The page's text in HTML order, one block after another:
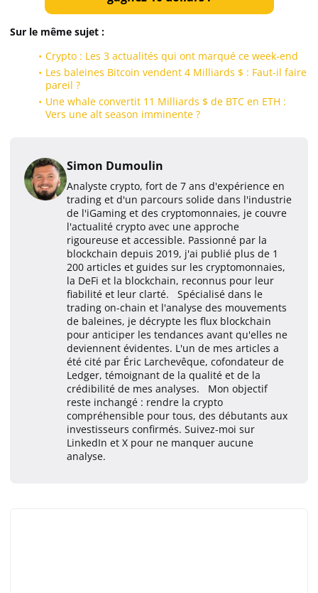
Sur le même sujet :
Crypto : Les 3 actualités qui ont marqué ce week-end
Les baleines Bitcoin vendent 4 Milliards $ : Faut-il faire
pareil ?
Une whale convertit 11 Milliards $ de BTC en ETH :
Vers une alt season imminente ?
Simon Dumoulin
Analyste crypto, fort de 7 ans d'expérience en
trading et d'un parcours solide dans l'industrie
de l'iGaming et des cryptomonnaies, je couvre
l'actualité crypto avec une approche
rigoureuse et accessible. Passionné par la
blockchain depuis 2019, j'ai publié plus de 1
200 articles et guides sur les cryptomonnaies,
la DeFi et la blockchain, reconnus pour leur
fiabilité et leur clarté. Spécialisé dans le
trading on-chain et l'analyse des mouvements
de baleines, je décrypte les flux blockchain
pour anticiper les tendances avant qu'elles ne
deviennent évidentes. L'un de mes articles a
été cité par Éric Larchevêque, cofondateur de
Ledger, témoignant de la qualité et de la
crédibilité de mes analyses. Mon objectif
reste inchangé : rendre la crypto
compréhensible pour tous, des débutants aux
investisseurs confirmés. Suivez-moi sur
LinkedIn et X pour ne manquer aucune
analyse.